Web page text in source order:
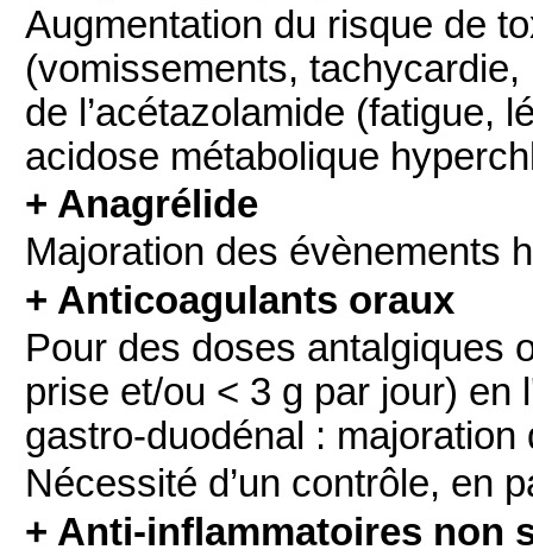
Augmentation du risque de
(vomissements,
de l’acétazolamide (fatigue,
acidose métabolique
+ Anagrélide
Majoration des évènements
+ Anticoagulants oraux
Pour des doses antalgiques
prise et/ou < 3 g par jour)
gastro-duodénal :
Nécessité d’un contrôle, en
+ Anti-inflammatoires non